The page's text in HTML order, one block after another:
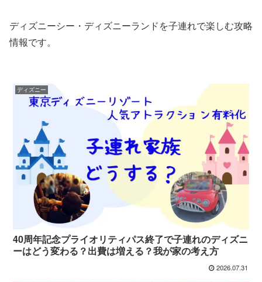
ディズニーシー・ディズニーランドを子連れで楽しむ攻略
情報です。
ディズニー
40周年記念プライオリティパス終了で子連れのディズニ
ーはどう変わる？出費は増える？我が家の考え方
2026.07.31